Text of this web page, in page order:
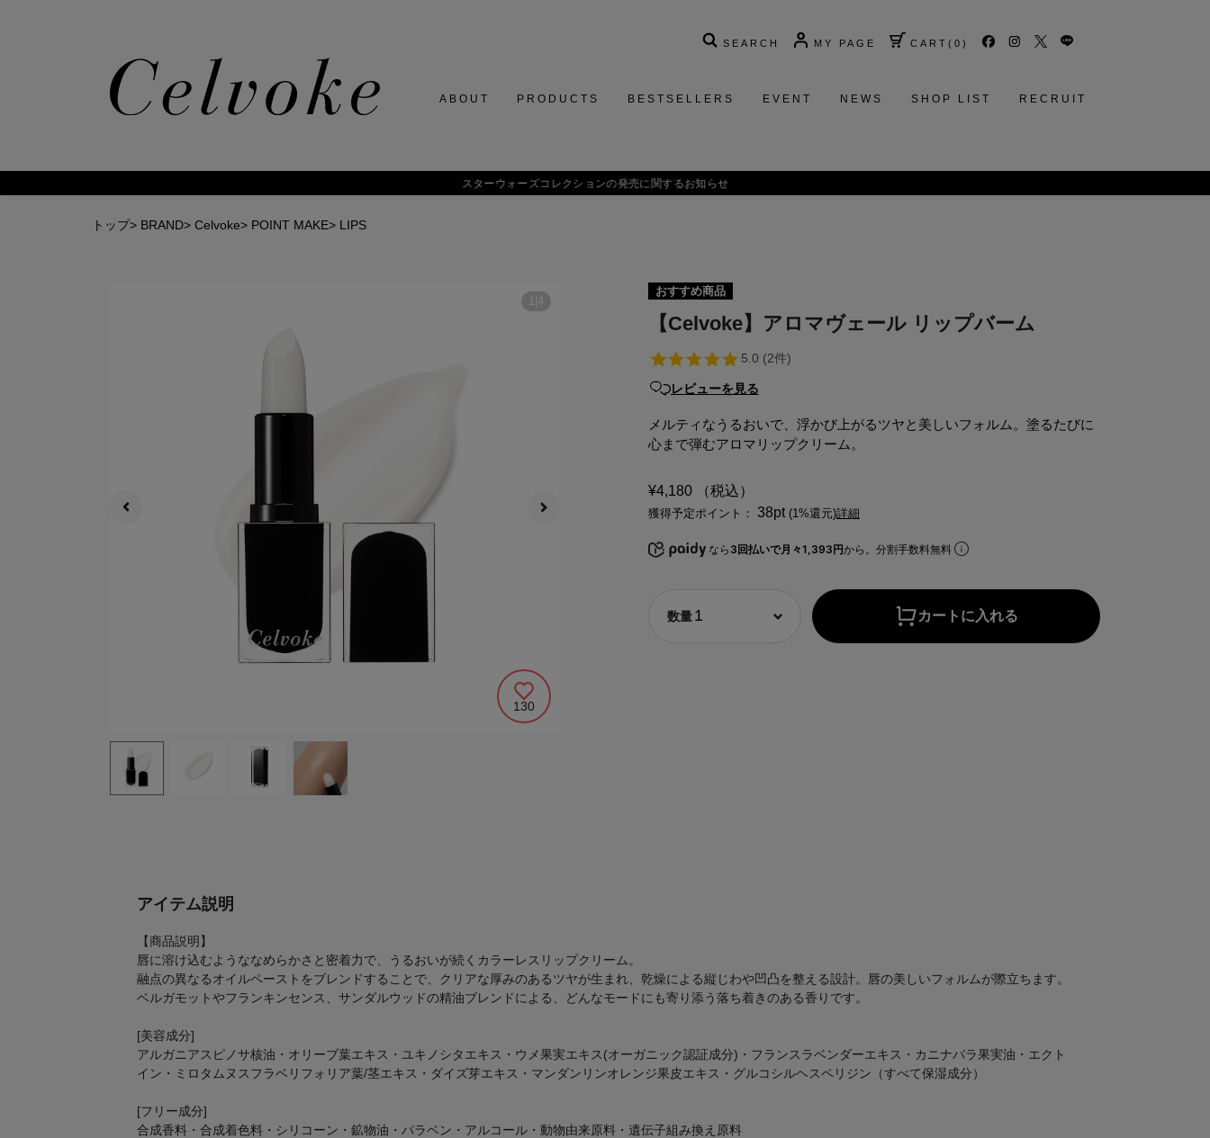
SEARCH MY PAGE CART ( 0 )
ABOUT PRODUCTS BESTSELLERS EVENT NEWS SHOP LIST RECRUIT
Calm Brightening Cleansing Oil／美容オイルで洗う贅沢。揺るがない、透明感を素肌へ。
トップ> BRAND> Celvoke> POINT MAKE> LIPS
1 4
130
おすすめ商品
【Celvoke】アロマヴェール リップバーム
レビューを見る
メルティなうるおいで、浮かび上がるツヤと美しいフォルム。塗るたびに
心まで弾むアロマリップクリーム。
¥4,180 （税込）
獲得予定ポイント： 38pt (1%還元)詳細
なら 3回払いで月々1,393円から。分割手数料無料
カートに入れる
アイテム説明
【商品説明】
唇に溶け込むようななめらかさと密着力で、うるおいが続くカラーレスリップクリーム。
融点の異なるオイルペーストをブレンドすることで、クリアな厚みのあるツヤが生まれ、乾燥による縦じわや凹凸を整える設計。唇の美しいフォルムが際立ちます。
ベルガモットやフランキンセンス、サンダルウッドの精油ブレンドによる、どんなモードにも寄り添う落ち着きのある香りです。
[美容成分]
アルガニアスピノサ核油・オリーブ葉エキス・ユキノシタエキス・ウメ果実エキス(オーガニック認証成分)・フランスラベンダーエキス・カニナバラ果実油・エクト
イン・ミロタムヌスフラベリフォリア葉/茎エキス・ダイズ芽エキス・マンダンリンオレンジ果皮エキス・グルコシルヘスペリジン（すべて保湿成分）
[フリー成分]
合成香料・合成着色料・シリコーン・鉱物油・パラベン・アルコール・動物由来原料・遺伝子組み換え原料